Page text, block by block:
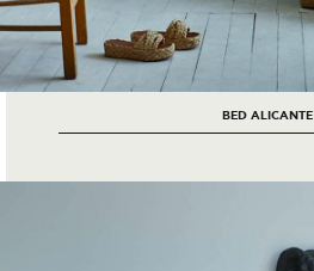
BED ALICANTE